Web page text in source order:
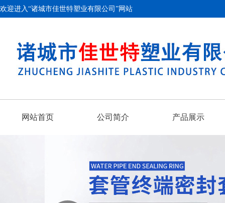
欢迎进入“诸城市佳世特塑业有限公司”网站
网站首页 公司简介 产品展示